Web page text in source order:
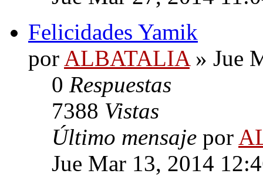
Felicidades Yamik
por ALBATALIA» Jue
0 Respuestas
7388 Vistas
Último mensaje por
Jue Mar 13, 2014